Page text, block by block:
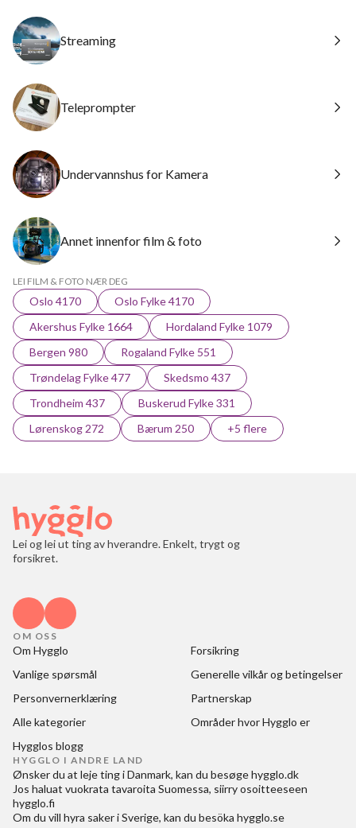
Streaming
Teleprompter
Undervannshus for Kamera
Annet innenfor film & foto
LEI FILM & FOTO NÆR DEG
Oslo 4170
Oslo Fylke 4170
Akershus Fylke 1664
Hordaland Fylke 1079
Bergen 980
Rogaland Fylke 551
Trøndelag Fylke 477
Skedsmo 437
Trondheim 437
Buskerud Fylke 331
Lørenskog 272
Bærum 250 +5 flere
Lei og lei ut ting av hverandre. Enkelt, trygt og
forsikret.
OM OSS
Om Hygglo
Forsikring
Vanlige spørsmål
Generelle vilkår og betingelser
Personvernerklæring
Partnerskap
Alle kategorier
Områder hvor Hygglo er
Hygglos blogg
HYGGLO I ANDRE LAND
Ønsker du at leje ting i Danmark, kan du besøgehygglo.dk
Jos haluat vuokrata tavaroita Suomessa, siirry osoitteeseen
hygglo.fi
Om du vill hyra saker i Sverige, kan du besöka hygglo.se